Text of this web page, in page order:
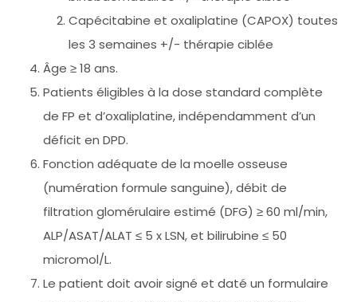
Capécitabine et oxaliplatine (CAPOX) toutes
les 3 semaines +/- thérapie ciblée
Âge ≥ 18 ans.
Patients éligibles à la dose standard complète
de FP et d’oxaliplatine, indépendamment d’un
déficit en DPD.
Fonction adéquate de la moelle osseuse
(numération formule sanguine), débit de
filtration glomérulaire estimé (DFG) ≥ 60 ml/min,
ALP/ASAT/ALAT ≤ 5 x LSN, et bilirubine ≤ 50
micromol/L.
Le patient doit avoir signé et daté un formulaire